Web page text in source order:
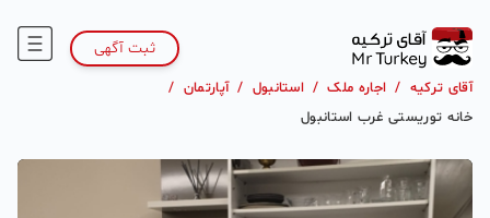
ثبت آگهی
آقای ترکیه / اجاره ملک / استانبول / آپارتمان /
خانه توریستی غرب استانبول